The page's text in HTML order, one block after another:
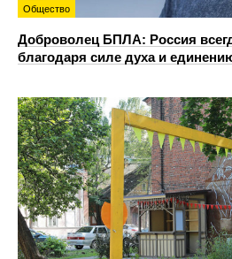
Общество
Доброволец БПЛА: Россия
благодаря силе духа и